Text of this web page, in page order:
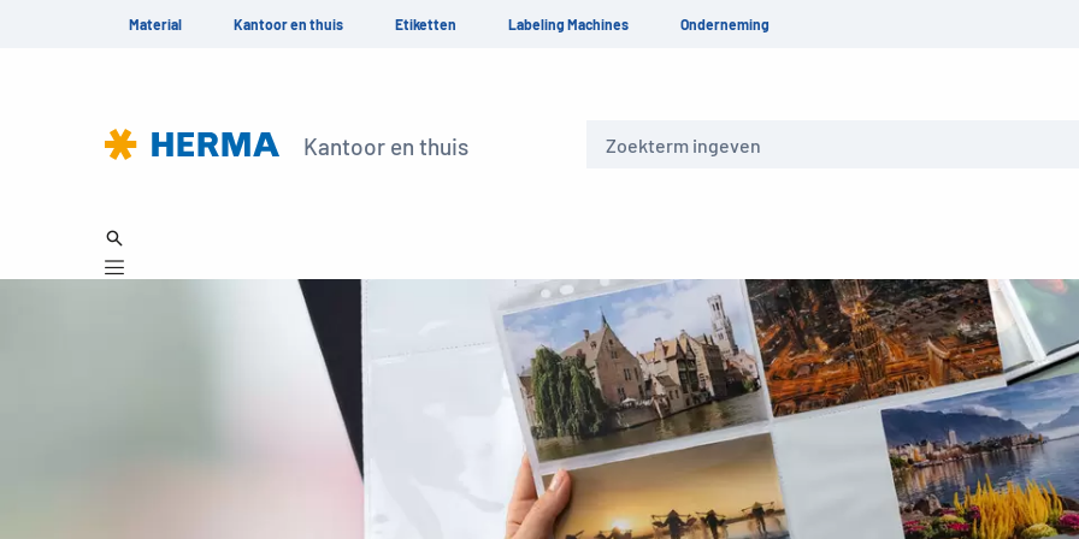
Material Kantoor en thuis Etiketten Labeling Machines Onderneming
Kantoor en thuis